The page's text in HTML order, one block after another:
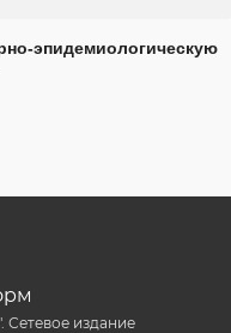
эпидемиологическую
издание